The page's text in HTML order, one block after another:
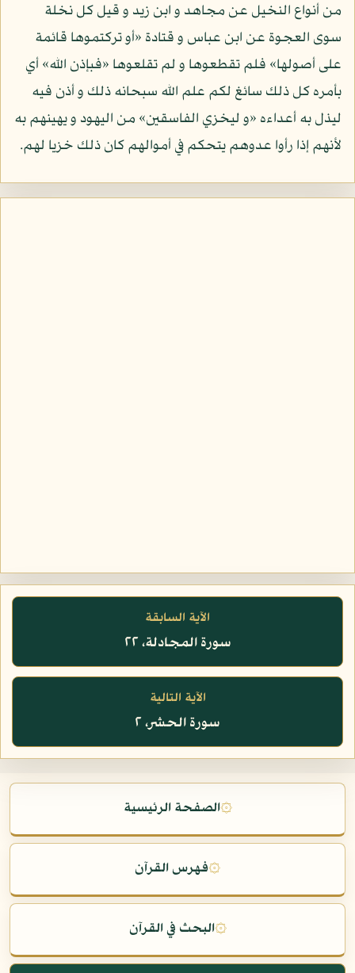
من أنواع النخيل عن مجاهد و ابن زيد و قيل كل نخلة
سوى العجوة عن ابن عباس و قتادة «أو تركتموها قائمة
على أصولها» فلم تقطعوها و لم تقلعوها «فبإذن الله» أي
بأمره كل ذلك سائغ لكم علم الله سبحانه ذلك و أذن فيه
ليذل به أعداءه «و ليخزي الفاسقين» من اليهود و يهينهم به
لأنهم إذا رأوا عدوهم يتحكم في أموالهم كان ذلك خزيا لهم.
الآية السابقة
سورة المجادلة، ٢٢
الآية التالية
سورة الحشر، ٢
۞الصفحة الرئيسية
۞فهرس القرآن
۞البحث في القرآن